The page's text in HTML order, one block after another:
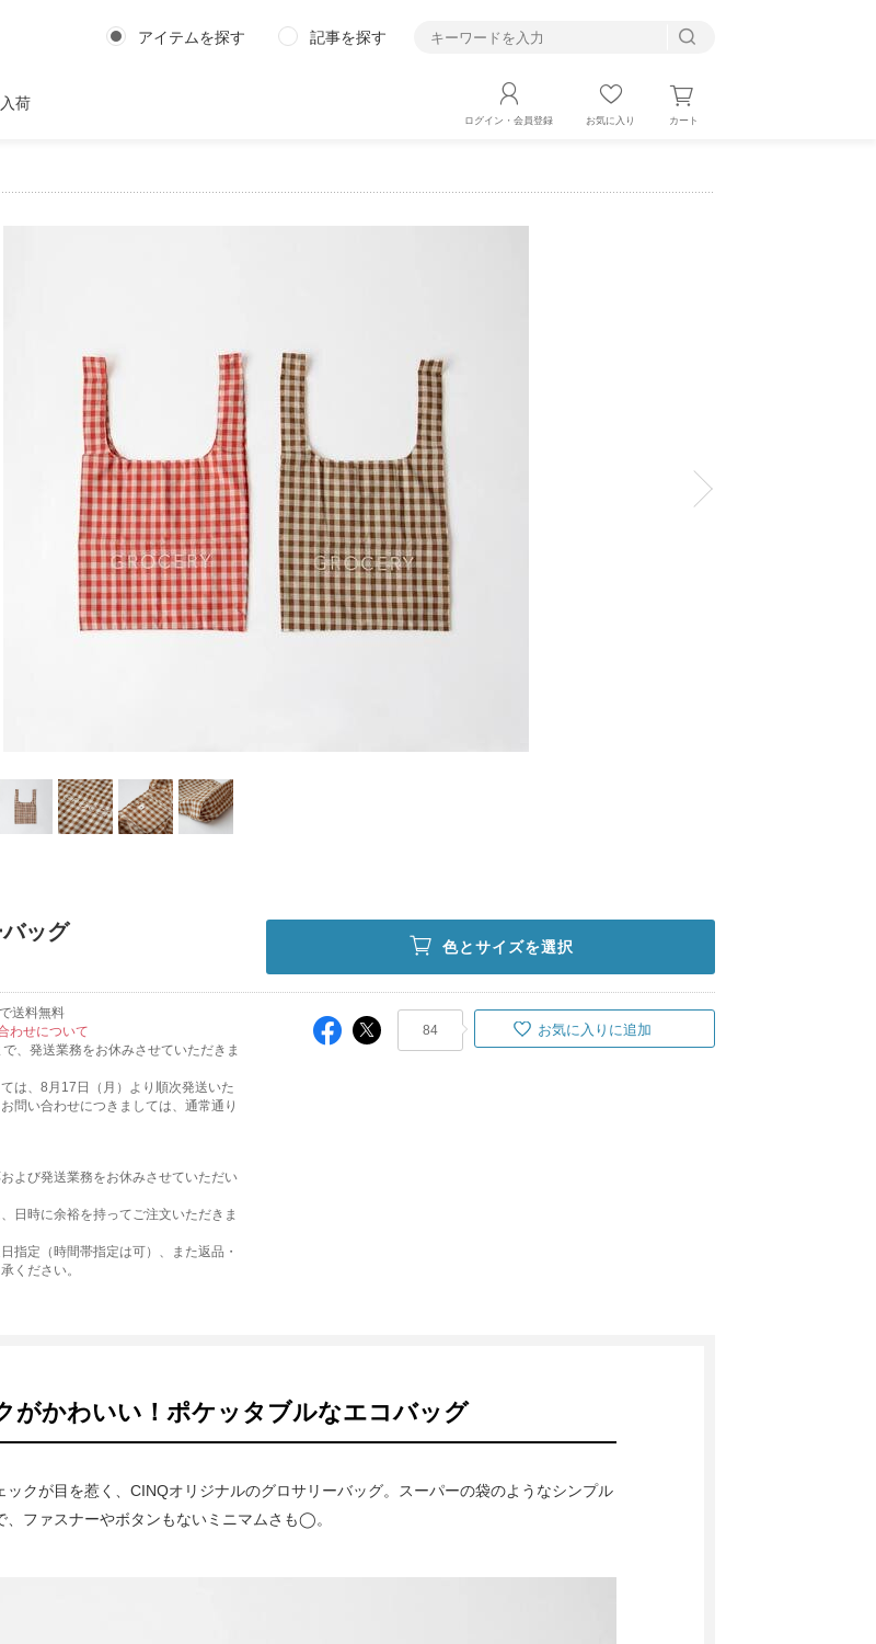
アイテムを探す 記事を探す
荷
ログイン・会員登録 お気に入り カート
ッグ
色とサイズを選択
送料無料
わせについて
、発送業務をお休みさせていただきま
は、8月17日（月）より順次発送いた
問い合わせにつきましては、通常通り
よび発送業務をお休みさせていただい
日時に余裕を持ってご注文いただきま
指定（時間帯指定は可）、また返品・
ください。
84 お気に入りに追加
がかわいい！ポケッタブルなエコバッグ
ックが目を惹く、CINQオリジナルのグロサリーバッグ。スーパーの袋のようなシンプル
、ファスナーやボタンもないミニマムさも◯。